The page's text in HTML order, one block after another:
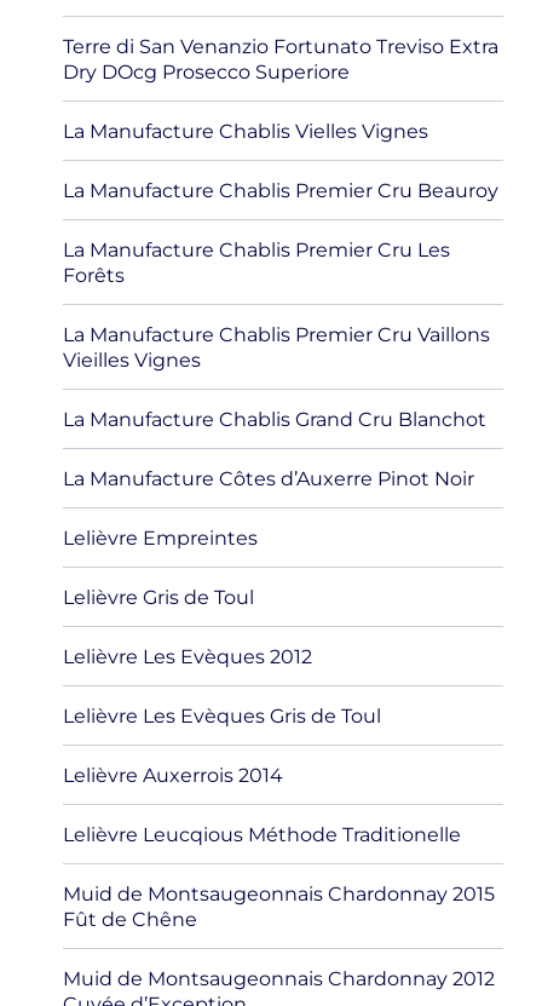
Terre di San Venanzio Fortunato Treviso Extra
Dry DOcg Prosecco Superiore
La Manufacture Chablis Vielles Vignes
La Manufacture Chablis Premier Cru Beauroy
La Manufacture Chablis Premier Cru Les
Forêts
La Manufacture Chablis Premier Cru Vaillons
Vieilles Vignes
La Manufacture Chablis Grand Cru Blanchot
La Manufacture Côtes d’Auxerre Pinot Noir
Lelièvre Empreintes
Lelièvre Gris de Toul
Lelièvre Les Evèques 2012
Lelièvre Les Evèques Gris de Toul
Lelièvre Auxerrois 2014
Lelièvre Leucqious Méthode Traditionelle
Muid de Montsaugeonnais Chardonnay 2015
Fût de Chêne
Muid de Montsaugeonnais Chardonnay 2012